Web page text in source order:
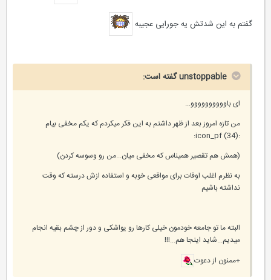
گفتم به این شدتش یه جورایی عجیبه
unstoppable گفته است:
ای باوووووووووو...
من تازه امروز بعد از ظهر داشتم به این فکر میکردم که یکم مخفی بیام
(همش هم تقصیر همیناس که مخفی میان...من رو وسوسه کردن)
به نظرم اغلب اوقات برای مواقعی خوبه و استفاده ازش درسته که وقت
نداشته باشیم
البته ما تو جامعه خودمون خیلی کارها رو یواشکی و دور از چشم بقیه انجام
میدیم...شاید اینجا هم...!!!
+ممنون از دعوت